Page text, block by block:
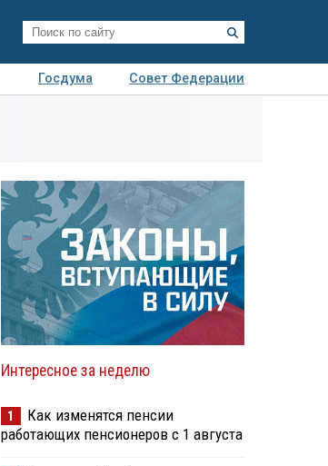
Госдума
Совет Федерации
Интересное за неделю
1
Как изменятся пенсии
работающих пенсионеров с 1 августа